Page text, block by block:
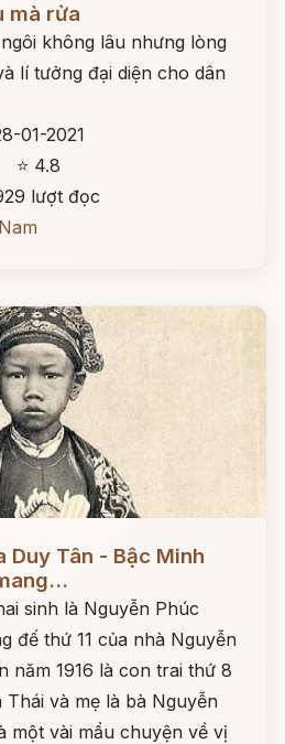
mà rửa
không lâu nhưng lòng
lí tưởng đại diện cho dân
01-2021
⭐ 4.8
lượt đọc
Duy Tân - Bậc Minh
sinh là Nguyễn Phúc
đế thứ 11 của nhà Nguyễn
năm 1916 là con trai thứ 8
và mẹ là bà Nguyễn
một vài mẩu chuyện về vị